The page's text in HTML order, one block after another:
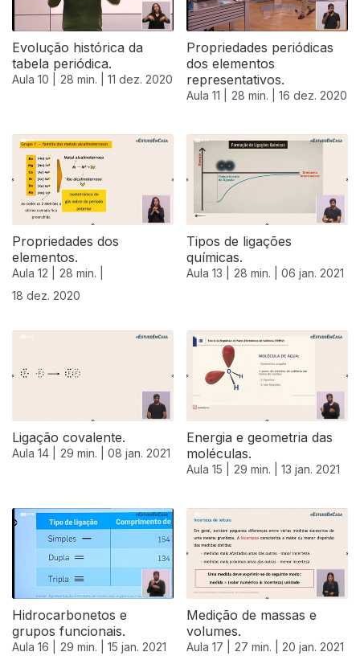
Evolução histórica da
tabela periódica.
Aula 10 | 28 min. | 11 dez. 2020
Propriedades periódicas
dos elementos
representativos.
Aula 11 | 28 min. | 16 dez. 2020
Propriedades dos
elementos.
Aula 12 |
28 min. |
18 dez. 2020
Tipos de ligações
químicas.
Aula 13 | 28 min. | 06 jan. 2021
Ligação covalente.
Aula 14 | 29 min. | 08 jan. 2021
Energia e geometria das
moléculas.
Aula 15 | 29 min. | 13 jan. 2021
Hidrocarbonetos e
grupos funcionais.
Aula 16 | 29 min. | 15 jan. 2021
Medição de massas e
volumes.
Aula 17 | 27 min. | 20 jan. 2021